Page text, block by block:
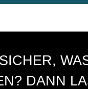
DANN